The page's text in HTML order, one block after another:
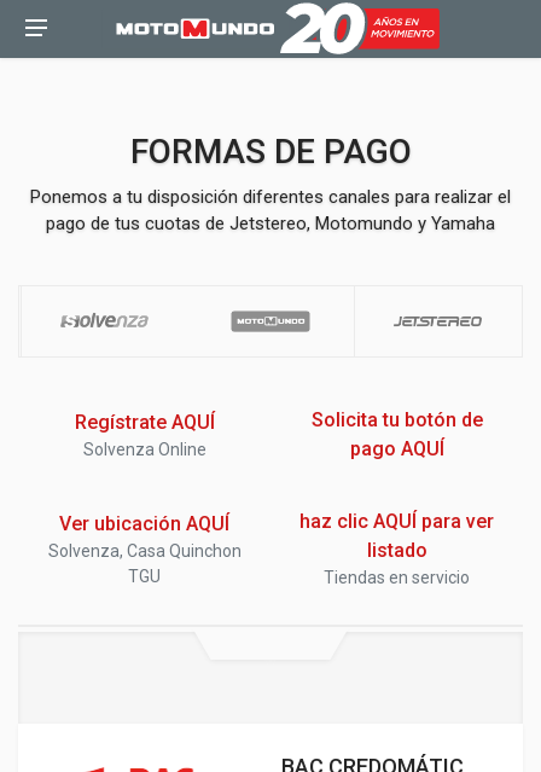
FORMAS DE PAGO
Ponemos a tu disposición diferentes canales para realizar el
pago de tus cuotas de Jetstereo, Motomundo y Yamaha
Regístrate AQUÍ
Solvenza Online
Solicita tu botón de
pago AQUÍ
Ver ubicación AQUÍ
Solvenza, Casa Quinchon
TGU
haz clic AQUÍ para ver
listado
Tiendas en servicio